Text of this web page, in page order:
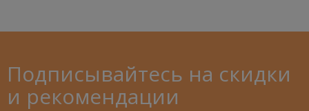
Подписывайтесь на скидки
и рекомендации